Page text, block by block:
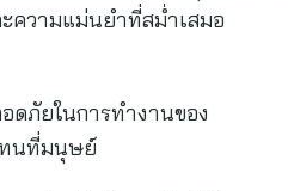
ความแม่นยำที่สม่ำเสมอ
ดภัยในการทำงานของ
ทนที่มนุษย์